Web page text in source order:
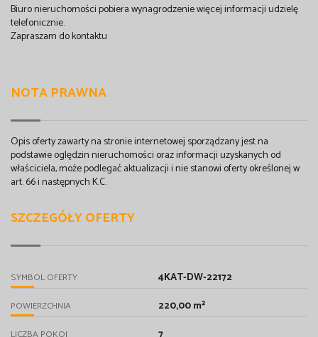
Biuro nieruchomości pobiera wynagrodzenie więcej informacji udzielę
telefonicznie.
Zapraszam do kontaktu
NOTA PRAWNA
Opis oferty zawarty na stronie internetowej sporządzany jest na
podstawie oględzin nieruchomości oraz informacji uzyskanych od
właściciela, może podlegać aktualizacji i nie stanowi oferty określonej w
art. 66 i następnych K.C.
SZCZEGÓŁY OFERTY
SYMBOL OFERTY 4KAT-DW-22172
POWIERZCHNIA 220,00 m²